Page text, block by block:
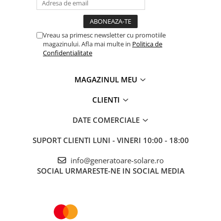
Telemetre
Multimetre de Banc
Vreau sa primesc newsletter cu promotiile
magazinului. Afla mai multe in Politica de
Confidentialitate
MAGAZINUL MEU
CLIENTI
DATE COMERCIALE
SUPORT CLIENTI LUNI - VINERI 10:00 - 18:00
info@generatoare-solare.ro
SOCIAL URMARESTE-NE IN SOCIAL MEDIA